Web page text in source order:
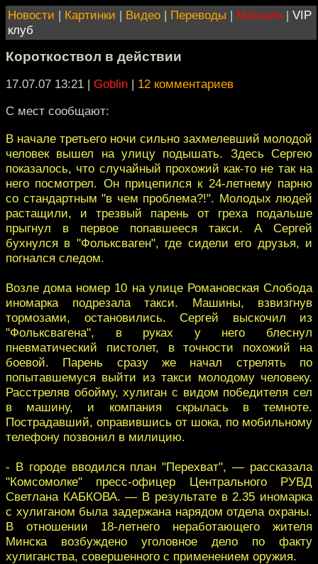
Новости | Картинки | Видео | Переводы | Магазин | VIP
клуб
Короткоствол в действии
17.07.07 13:21 | Goblin | 12 комментариев
С мест сообщают:
В начале третьего ночи сильно захмелевший молодой
человек вышел на улицу подышать. Здесь Сергею
показалось, что случайный прохожий как-то не так на
него посмотрел. Он прицепился к 24-летнему парню
со стандартным "в чем проблема?!". Молодых людей
растащили, и трезвый парень от греха подальше
прыгнул в первое попавшееся такси. А Сергей
бухнулся в "Фольксваген", где сидели его друзья, и
погнался следом.
Возле дома номер 10 на улице Романовская Слобода
иномарка подрезала такси. Машины, взвизгнув
тормозами, остановились. Сергей выскочил из
"Фольксвагена", в руках у него блеснул
пневматический пистолет, в точности похожий на
боевой. Парень сразу же начал стрелять по
попытавшемуся выйти из такси молодому человеку.
Расстреляв обойму, хулиган с видом победителя сел
в машину, и компания скрылась в темноте.
Пострадавший, оправившись от шока, по мобильному
телефону позвонил в милицию.
- В городе вводился план "Перехват", — рассказала
"Комсомолке" пресс-офицер Центрального РУВД
Светлана КАБКОВА. — В результате в 2.35 иномарка
с хулиганом была задержана нарядом отдела охраны.
В отношении 18-летнего неработающего жителя
Минска возбуждено уголовное дело по факту
хулиганства, совершенного с применением оружия.